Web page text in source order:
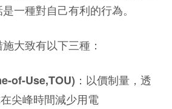
一種對自己有利的行為。
致有以下三種：
of-Use,TOU) ：以價制量，透
尖峰時間減少用電